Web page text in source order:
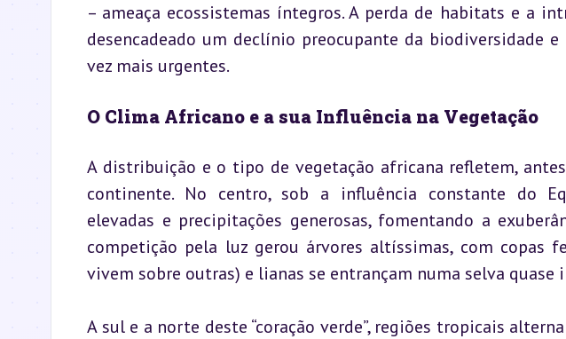
– ameaça ecossistemas íntegros. A perda de habitats e a
desencadeado um declínio preocupante da biodiversidade e
vez mais urgentes.
O Clima Africano e a sua Influência na Vegetação
A distribuição e o tipo de vegetação africana refletem,
continente. No centro, sob a influência constante do
elevadas e precipitações generosas, fomentando a
competição pela luz gerou árvores altíssimas, com copas
vivem sobre outras) e lianas se entrançam numa selva quase
A sul e a norte deste “coração verde”, regiões tropicais